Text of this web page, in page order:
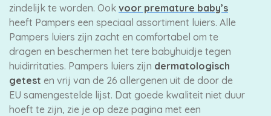
zindelijk te worden. Ook voor premature baby’s
heeft Pampers een speciaal assortiment luiers. Alle
Pampers luiers zijn zacht en comfortabel om te
dragen en beschermen het tere babyhuidje tegen
huidirritaties. Pampers luiers zijn dermatologisch
getest en vrij van de 26 allergenen uit de door de
EU samengestelde lijst. Dat goede kwaliteit niet duur
hoeft te zijn, zie je op deze pagina met een